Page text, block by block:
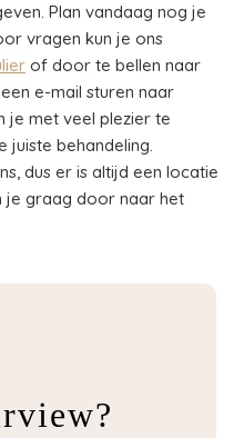
Plan vandaag nog je
vragen kun je ons
of door te bellen naar
e-mail sturen naar
je met veel plezier te
juiste behandeling.
dus er is altijd een locatie
je graag door naar het